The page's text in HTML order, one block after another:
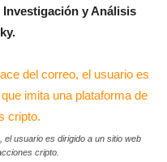
y Análisis
usuario es dirigido a un sitio web
cripto.